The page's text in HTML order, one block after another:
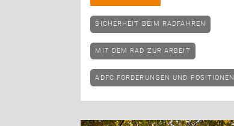
SICHERHEIT BEIM RADFAHREN
MIT DEM RAD ZUR ARBEIT
ADFC FORDERUNGEN UND POSITIONEN